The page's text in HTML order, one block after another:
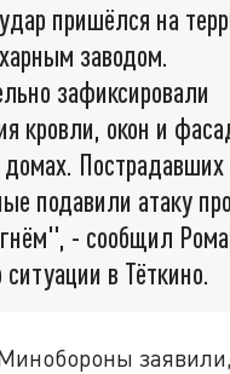
пришёлся на
заводом.
зафиксировали
кровли, окон и
домах. Пострадавших
подавили атаку
- сообщил
ситуации в Тёткино.